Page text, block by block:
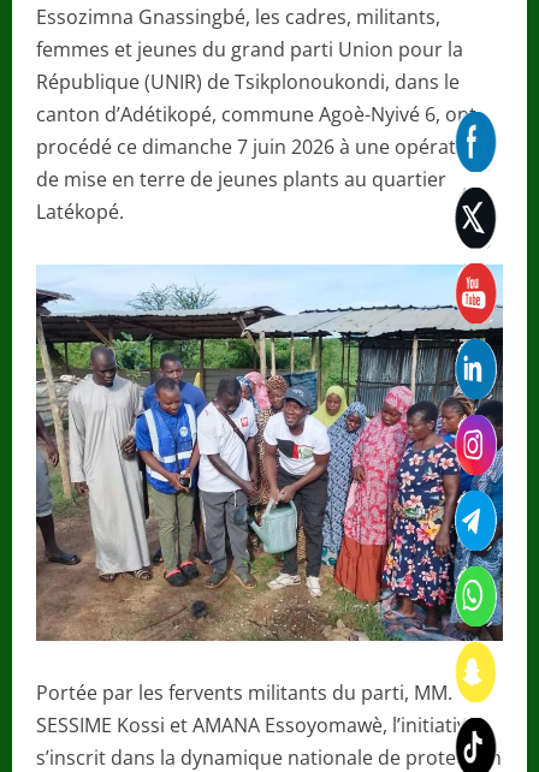
Essozimna Gnassingbé, les cadres, militants,
femmes et jeunes du grand parti Union pour la
République (UNIR) de Tsikplonoukondi, dans le
canton d’Adétikopé, commune Agoè-Nyivé 6, ont
procédé ce dimanche 7 juin 2026 à une opération
de mise en terre de jeunes plants au quartier
Latékopé.
Portée par les fervents militants du parti, MM.
SESSIME Kossi et AMANA Essoyomawè, l’initiative
s’inscrit dans la dynamique nationale de protection